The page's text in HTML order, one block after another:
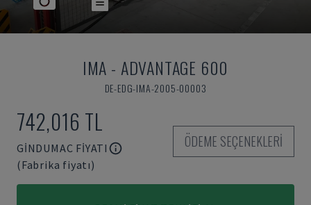
IMA - ADVANTAGE 600
DE-EDG-IMA-2005-00003
742,016 TL
GINDUMAC FIYATI
(Fabrika fiyatı)
ÖDEME SEÇENEKLERI